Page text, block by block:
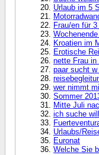
Urlaub im 5
Frau/en für
Kroatien im
Erotische
nette Frau
paar sucht
wer nimmt
Sommer
Mitte Juli
ich suche
Urlaubs/
Euronat
Welche Sie